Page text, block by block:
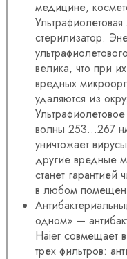
медицине,
стерилизатор.
велика, что при
вредных
удаляются из
волны 253…267
уничтожает
другие вредные
станет
в любом
одном» —
Haier совмещает
трех фильтров: